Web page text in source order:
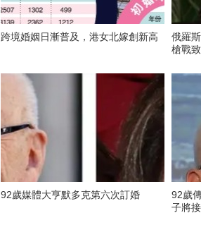
跨境婚姻日漸普及，港女北嫁創新高
俄羅
槍戰
92歲媒體大亨默多克第六次訂婚
92歲
子將